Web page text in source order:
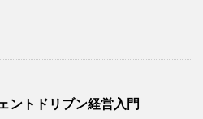
ントドリブン経営入門